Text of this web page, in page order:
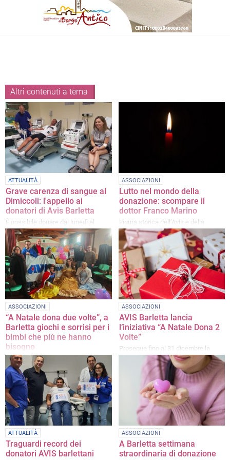
Altri contenuti a tema
ATTUALITÀ
Grave carenza di sangue al
Dimiccoli: l'appello ai
donatori di Avis Barletta
È possibile donare dal lunedì al
sabato, dalle ore 8 alle 11
ASSOCIAZIONI
Lutto nel mondo della
donazione: scompare il
dottor Franco Marino
Figura storica dell’Avis e della
Medicina Trasfusionale di Barletta
ASSOCIAZIONI
“A Natale dona due volte”, a
Barletta giochi e sorrisi per i
bimbi che più ne hanno
bisogno
Con una festa semplice nel giorno
dell'Epifania è avvenuta la consegna
dei doni in una struttura cittadina
ASSOCIAZIONI
AVIS Barletta lancia
l’iniziativa “A Natale Dona 2
Volte”
Prosegue fino al 31 dicembre la
raccolta di giocattoli nuovi per i
bambini in difficoltà
ATTUALITÀ
Traguardi record dei
donatori AVIS barlettani
ASSOCIAZIONI
A Barletta settimana
straordinaria di donazione